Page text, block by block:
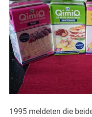
1995 meldeten die